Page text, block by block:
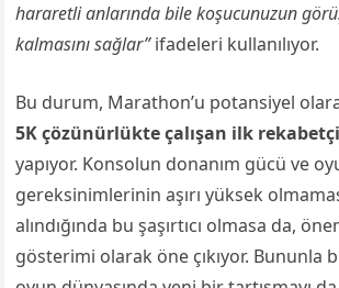
hararetli anlarında bile koşucunuzun
kalmasını sağlar”ifadeleri kullanılıyor.
Bu durum, Marathon’u potansiyel
5K çözünürlükte çalışan ilk
yapıyor. Konsolun donanım gücü ve
gereksinimlerinin aşırı yüksek
alındığında bu şaşırtıcı olmasa da,
gösterimi olarak öne çıkıyor. Bununla